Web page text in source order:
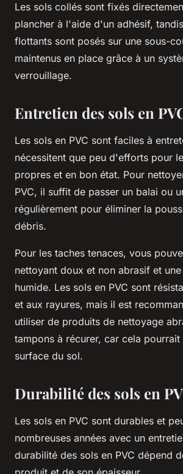
Les sols collés sont fixés
plancher à l'aide d'un adhésif,
flottants sont posés sur une sous-
maintenus en place grâce à un
verrouillage.
Entretien des sols en
Les sols en PVC sont faciles à
nécessitent que peu d'efforts pour
propres et en bon état. Pour
PVC, il suffit de passer un balai ou
régulièrement pour éliminer la
débris.
Pour les taches tenaces, vous
nettoyant doux et non abrasif et
humide. Les sols en PVC sont
et aux rayures, mais il est
utiliser de produits de nettoyage
tampons à récurer, car cela pourrait
surface du sol.
Durabilité des sols en
Les sols en PVC sont durables et
nombreuses années avec un
durabilité des sols en PVC dépend